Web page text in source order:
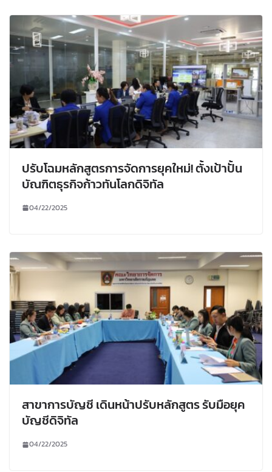
ปรับโฉมหลักสูตรการจัดการยุคใหม่! ตั้งเป้าปั้น
บัณฑิตธุรกิจก้าวทันโลกดิจิทัล
04/22/2025
สาขาการบัญชี เดินหน้าปรับหลักสูตร รับมือยุค
บัญชีดิจิทัล
04/22/2025